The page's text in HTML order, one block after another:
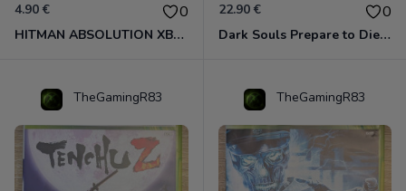
4.90 € 0
HITMAN ABSOLUTION XBOX 360
22.90 € 0
Dark Souls Prepare to Die Edition XBOX 360
TheGamingR83 TheGamingR83